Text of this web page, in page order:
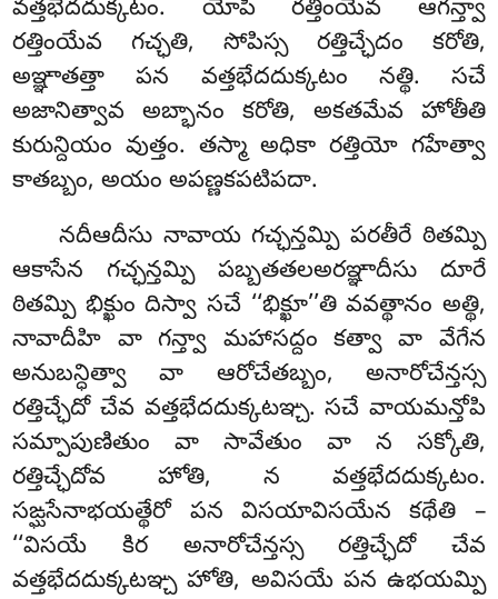
వత్తభేదదుక్కటం. యోపి రత్తింయేవ ఆగన్త్వా
రత్తింయేవ గచ్ఛతి, సోపిస్స రత్తిచ్ఛేదం కరోతి,
అఞ్ఞాతత్తా పన వత్తభేదదుక్కటం నత్థి. సచే
అజానిత్వావ అబ్భానం కరోతి, అకతమేవ హోతీతి
కురున్దియం వుత్తం. తస్మా అధికా రత్తియో గహేత్వా
కాతబ్బం, అయం అపణ్ణకపటిపదా.
నదీఆదీసు నావాయ గచ్ఛన్తమ్పి పరతీరే ఠితమ్పి
ఆకాసేన గచ్ఛన్తమ్పి పబ్బతతలఅరఞ్ఞాదీసు దూరే
ఠితమ్పి భిక్ఖుం దిస్వా సచే ‘‘భిక్ఖూ’’తి వవత్థానం అత్థి,
నావాదీహి వా గన్త్వా మహాసద్దం కత్వా వా వేగేన
అనుబన్ధిత్వా వా ఆరోచేతబ్బం, అనారోచేన్తస్స
రత్తిచ్ఛేదో చేవ వత్తభేదదుక్కటఞ్చ. సచే వాయమన్తోపి
సమ్పాపుణితుం వా సావేతుం వా న సక్కోతి,
రత్తిచ్ఛేదోవ హోతి, న వత్తభేదదుక్కటం.
సఙ్ఘసేనాభయత్థేరో పన విసయావిసయేన కథేతి –
‘‘విసయే కిర అనారోచేన్తస్స రత్తిచ్ఛేదో చేవ
వత్తభేదదుక్కటఞ్చ హోతి, అవిసయే పన ఉభయమ్పి